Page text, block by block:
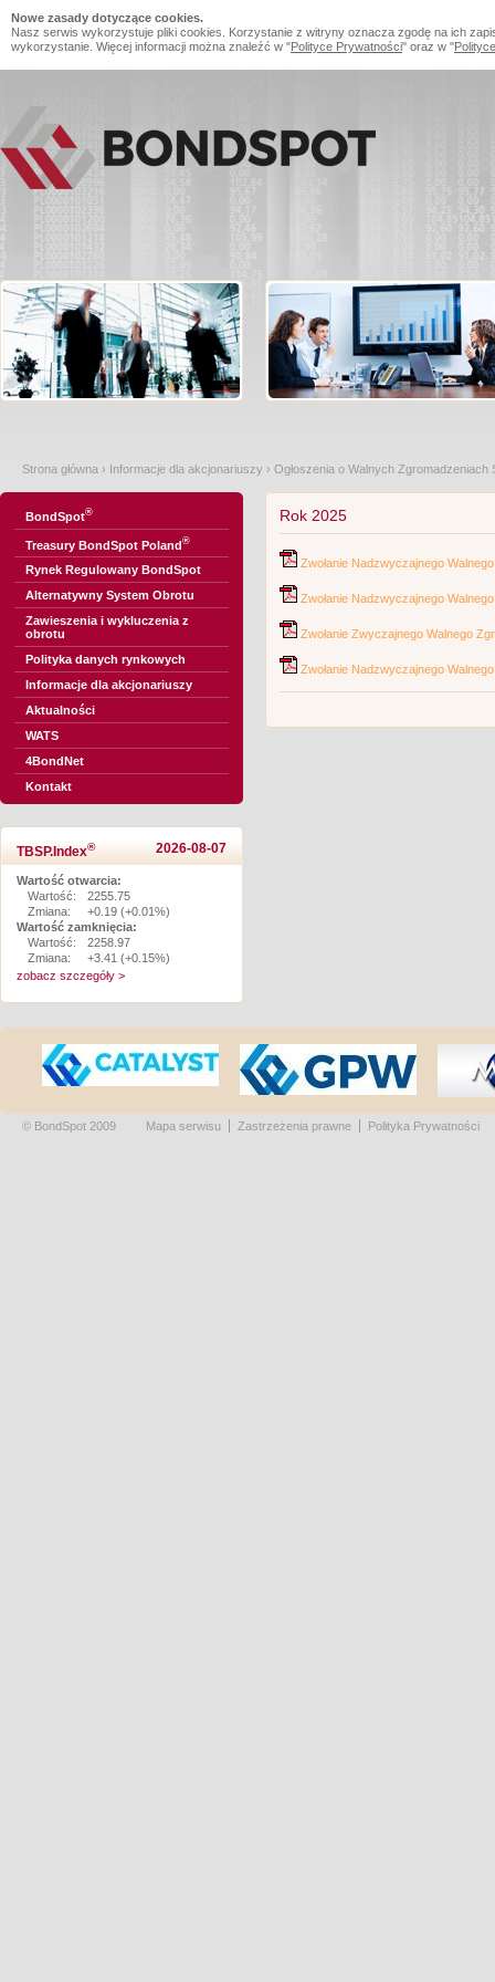
Nowe zasady dotyczące cookies.
Nasz serwis wykorzystuje pliki cookies. Korzystanie z witryny oznacza zgodę na ich
wykorzystanie. Więcej informacji można znaleźć w "Polityce Prywatności" oraz w "
Strona główna › Informacje dla akcjonariuszy › Ogłoszenia o Walnych Zgromadzeniach
BondSpot®
Treasury BondSpot Poland®
Rynek Regulowany BondSpot
Alternatywny System Obrotu
Zawieszenia i wykluczenia z
obrotu
Polityka danych rynkowych
Informacje dla akcjonariuszy
Aktualności
WATS
4BondNet
Kontakt
TBSP.Index® 2026-08-07
Wartość otwarcia:
Wartość:
2255.75
Zmiana:
+0.19 (+0.01%)
Wartość zamknięcia:
Wartość:
2258.97
Zmiana:
+3.41 (+0.15%)
zobacz szczegóły >
Rok 2025
Zwołanie Nadzwyczajnego
Zwołanie Nadzwyczajnego
Zwołanie Zwyczajnego Walnego
Zwołanie Nadzwyczajnego
© BondSpot 2009 Mapa serwisu Zastrzeżenia prawne Polityka Prywatności